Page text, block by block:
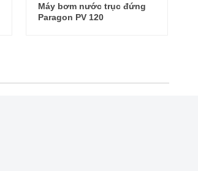
Máy bơm trục đứng CNP
CDLF 12 - 16